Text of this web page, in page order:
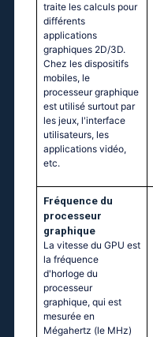
traite les calculs pour
différents
applications
graphiques 2D/3D.
Chez les dispositifs
mobiles, le
processeur graphique
est utilisé surtout par
les jeux, l'interface
utilisateurs, les
applications vidéo,
etc.
Fréquence du
processeur
graphique
La vitesse du GPU est
la fréquence
d'horloge du
processeur
graphique, qui est
mesurée en
Mégahertz (le MHz)